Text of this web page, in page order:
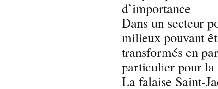
d’importance
Dans un secteur
milieux pouvant
transformés en
particulier pour la
La falaise Saint-